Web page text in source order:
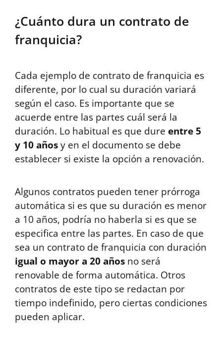
¿Cuánto dura un contrato de
franquicia?
Cada ejemplo de contrato de franquicia es
diferente, por lo cual su duración variará
según el caso. Es importante que se
acuerde entre las partes cuál será la
duración. Lo habitual es que dure entre 5
y 10 añosy en el documento se debe
establecer si existe la opción a renovación.
Algunos contratos pueden tener prórroga
automática si es que su duración es menor
a 10 años, podría no haberla si es que se
especifica entre las partes. En caso de que
sea un contrato de franquicia con duración
igual o mayor a 20 años no será
renovable de forma automática. Otros
contratos de este tipo se redactan por
tiempo indefinido, pero ciertas condiciones
pueden aplicar.